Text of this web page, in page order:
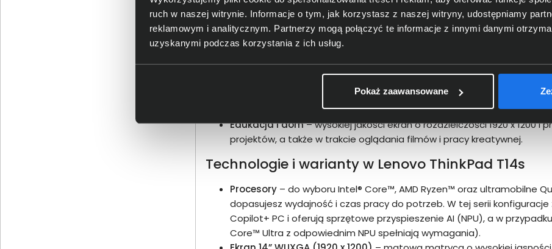
ruch w naszej witrynie. Informacje o tym, jak korzystasz z naszej witryny, udostępniamy
reklamowym i analitycznym. Partnerzy mogą połączyć te informacje z innymi danymi
uzyskanymi podczas korzystania z ich usług.
Pokaż zaawansowane
Biznes i administracja
– niezawodność serii ThinkPad T
w tym moduł TPM, logowanie biometryczne i kamera z fizyczną
Mobilni profesjonaliści — kompaktowe rozmiary i niska waga
bez ładowania i szybkie uzupełnianie energii dają niezależność w
– moc obliczeniowa procesorów Intel Core i
transfer plików przez porty USB-C/USB 3.2 Gen 1 umożliwiają
Edukacja i dom– wysokiej jakości ekran o rozdzielczości 1920 x 1200
projektów, a także w trakcie oglądania filmów i pracy kreatywnej.
Technologie i warianty w Lenovo ThinkPad T14s
Procesory – do wyboru Intel® Core™, AMD Ryzen™ oraz ultramobilne
dopasujesz wydajność i czas pracy do potrzeb. W tej serii konfiguracje
Copilot+ PC i oferują sprzętowe przyspieszenie AI (NPU), a w
Core™ Ultra z odpowiednim NPU spełniają wymagania).